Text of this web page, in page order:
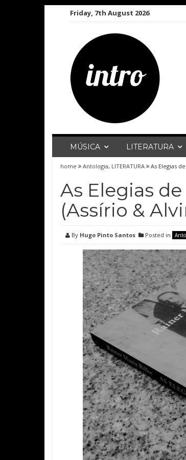
Friday, 7th August 2026
MÚSICA LITERATURA
home Antologia, LITERATURA As Elegias
As Elegias
(Assírio &
By Hugo Pinto Santos Posted in